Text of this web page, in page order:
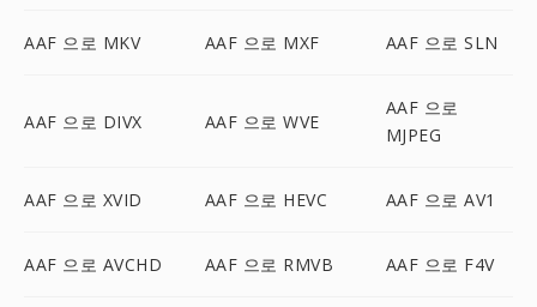
AAF 으로 MKV AAF 으로 MXF AAF 으로 SLN
AAF 으로 DIVX AAF 으로 WVE
AAF 으로
MJPEG
AAF 으로 XVID AAF 으로 HEVC AAF 으로 AV1
AAF 으로 AVCHD AAF 으로 RMVB AAF 으로 F4V